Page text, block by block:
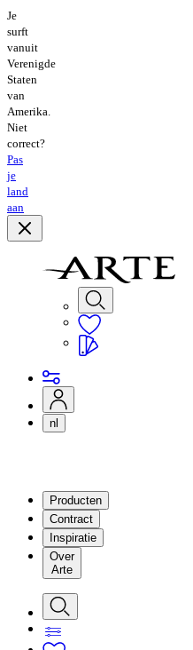
Je
surft
vanuit
Verenigde
Staten
van
Amerika.
Niet
correct?
Pas
je
land
aan
nl
Producten
Contract
Inspiratie
Over
Arte